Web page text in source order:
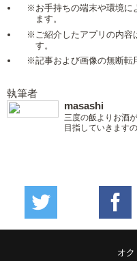
※お手持ちの端末や環境に
ます。
※ご紹介したアプリの内容
す。
※記事および画像の無断転
執筆者
masashi
三度の飯よりお酒
目指していきます
オ